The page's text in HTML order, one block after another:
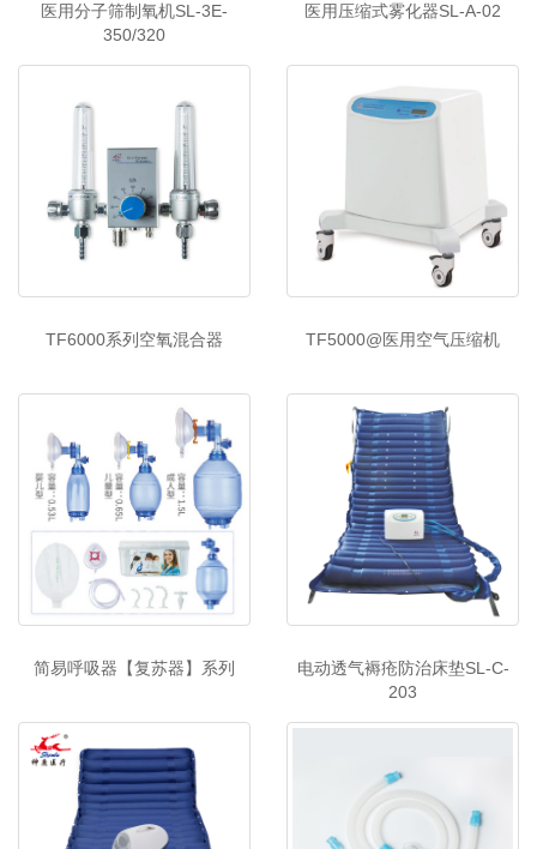
医用分子筛制氧机SL-3E-
350/320
医用压缩式雾化器SL-A-02
TF6000系列空氧混合器 TF5000@医用空气压缩机
简易呼吸器【复苏器】系列
电动透气褥疮防治床垫SL-C-
203